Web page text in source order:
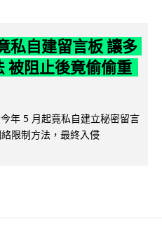
私自建留言板 讓多
被阻止後竟偷偷重
年 5 月起竟私自建立秘密留言
限制方法，最終入侵